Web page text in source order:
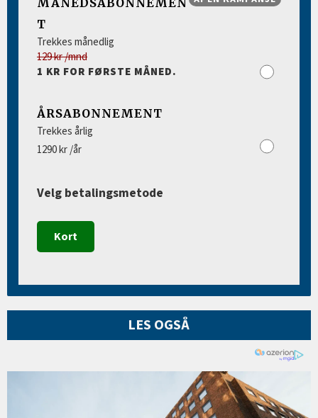
MÅNEDSABONNEMEN
T
Trekkes månedlig
129 kr /mnd
1 KR FOR FØRSTE MÅNED.
ÅRSABONNEMENT
Trekkes årlig
1290 kr /år
Velg betalingsmetode
Kort
LES OGSÅ